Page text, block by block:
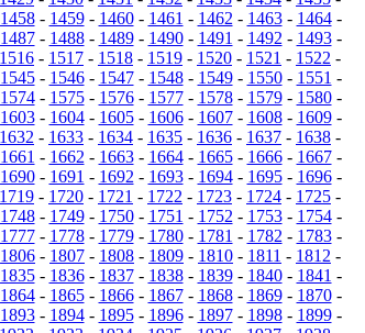
1458- 1459- 1460- 1461 - 1462 - 1463- 1464-
1487- 1488- 1489- 1490- 1491 - 1492 - 1493-
1516 - 1517 - 1518 - 1519 - 1520 - 1521 - 1522 -
1545- 1546- 1547- 1548- 1549- 1550- 1551 -
1574- 1575- 1576- 1577- 1578- 1579- 1580-
1603- 1604- 1605- 1606- 1607- 1608- 1609-
1632 - 1633 - 1634 - 1635 - 1636 - 1637 - 1638 -
1661 - 1662 - 1663- 1664- 1665- 1666- 1667-
1690- 1691 - 1692 - 1693- 1694- 1695- 1696-
1719 - 1720 - 1721 - 1722 - 1723 - 1724 - 1725 -
1748- 1749- 1750- 1751 - 1752 - 1753- 1754-
1777- 1778- 1779- 1780- 1781 - 1782 - 1783-
1806 - 1807 - 1808 - 1809 - 1810 - 1811 - 1812 -
1835- 1836- 1837- 1838- 1839- 1840- 1841 -
1864- 1865- 1866- 1867- 1868- 1869- 1870-
1893- 1894- 1895- 1896- 1897- 1898- 1899-